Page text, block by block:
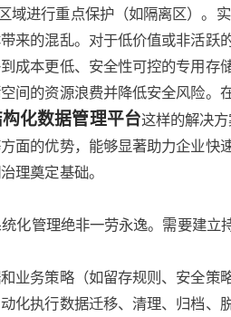
域进行重点保护（如隔离区）。
来的混乱。对于低价值或非活跃
成本更低、安全性可控的专用存
间的资源浪费并降低安全风险。
化数据管理平台这样的解决
面的优势，能够显著助力企业快
理奠定基础。
化管理绝非一劳永逸。需要建立
业务策略（如留存规则、安全策
化执行数据迁移、清理、归档、